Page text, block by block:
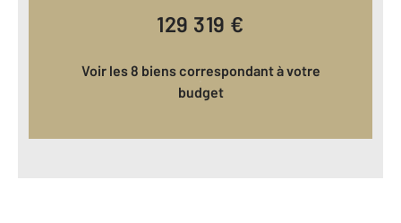
129 319 €
Voir les 8 biens correspondant à votre
budget